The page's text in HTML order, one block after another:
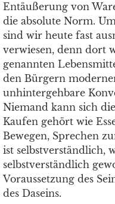
Entäußerung von
die absolute Norm.
sind wir heute fast
verwiesen, denn dort
genannten
den Bürgern
unhintergehbare
Niemand kann sich
Kaufen gehört wie
Bewegen, Sprechen
ist selbstverständlich,
selbstverständlich
Voraussetzung des
des Daseins.